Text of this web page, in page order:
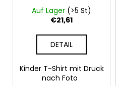
Auf Lager (>5 St)
€21,61
DETAIL
Kinder T-Shirt mit Druck
nach Foto